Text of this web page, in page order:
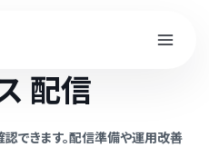
配信
できます。配信準備や運用改善